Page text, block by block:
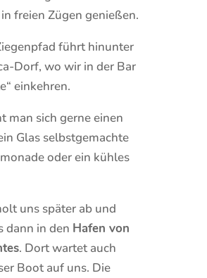
freien Zügen genießen.
führt hinunter
Dorf, wo wir in der Bar
einkehren.
man sich gerne einen
Glas selbstgemachte
oder ein kühles
uns später ab und
dann in den Hafen von
. Dort wartet auch
Boot auf uns. Die